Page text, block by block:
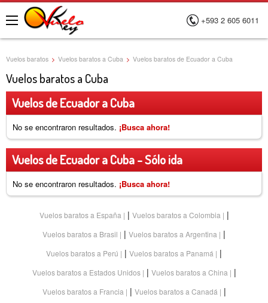
Menú +593 2 605 6011
Vuelos baratos > Vuelos baratos a Cuba > Vuelos baratos de Ecuador a Cuba
Vuelos baratos a Cuba
Vuelos de Ecuador a Cuba
No se encontraron resultados. ¡Busca ahora!
Vuelos de Ecuador a Cuba - Sólo ida
No se encontraron resultados. ¡Busca ahora!
Vuelos baratos a España | Vuelos baratos a Colombia |
Vuelos baratos a Brasil | Vuelos baratos a Argentina |
Vuelos baratos a Perú | Vuelos baratos a Panamá |
Vuelos baratos a Estados Unidos | Vuelos baratos a China |
Vuelos baratos a Francia | Vuelos baratos a Canadá |